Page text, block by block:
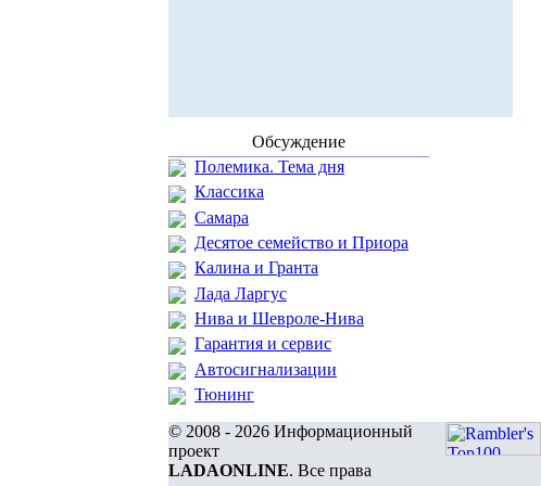
Обсуждение
Полемика. Тема дня
Классика
Самара
Десятое семейство и Приора
Калина и Гранта
Лада Ларгус
Нива и Шевроле-Нива
Гарантия и сервис
Автосигнализации
Тюнинг
© 2008 - 2026 Информационный
проект
LADAONLINE. Все права